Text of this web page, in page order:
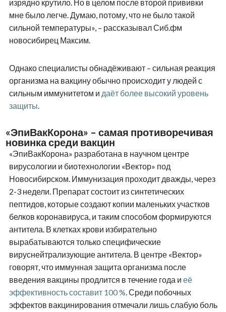
изрядно крутило. Но в целом после второй прививки
мне было легче. Думаю, потому, что не было такой
сильной температуры», – рассказывал Сиб.фм
новосибирец Максим.
Однако специалисты обнадёживают – сильная реакция
организма на вакцину обычно происходит у людей с
сильным иммунитетом и даёт более высокий уровень
защиты.
«ЭпиВакКорона» – самая противоречивая
новинка среди вакцин
«ЭпиВакКорона» разработана в научном центре
вирусологии и биотехнологии «Вектор» под
Новосибирском. Иммунизация проходит дважды, через
2-3 недели. Препарат состоит из синтетических
пептидов, которые создают копии маленьких участков
белков коронавируса, и таким способом формируются
антитела. В клетках крови избирательно
вырабатываются только специфические
вируснейтрализующие антитела. В центре «Вектор»
говорят, что иммунная защита организма после
введения вакцины продлится в течение года и её
эффективность составит 100 %. Среди побочных
эффектов вакцинирования отмечали лишь слабую боль